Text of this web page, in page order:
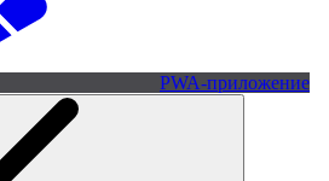
PWA-приложение